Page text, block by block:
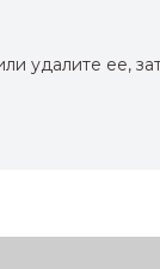
удалите ее,